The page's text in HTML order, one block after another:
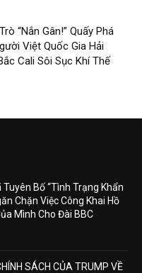
“Nắn Gân!” Quấy Phá
Việt Quốc Gia Hải
Cali Sôi Sục Khí Thế
Bố “Tình Trạng Khẩn
Chặn Việc Công Khai Hồ
Mình Cho Đài BBC
SÁCH CỦA TRUMP VỀ